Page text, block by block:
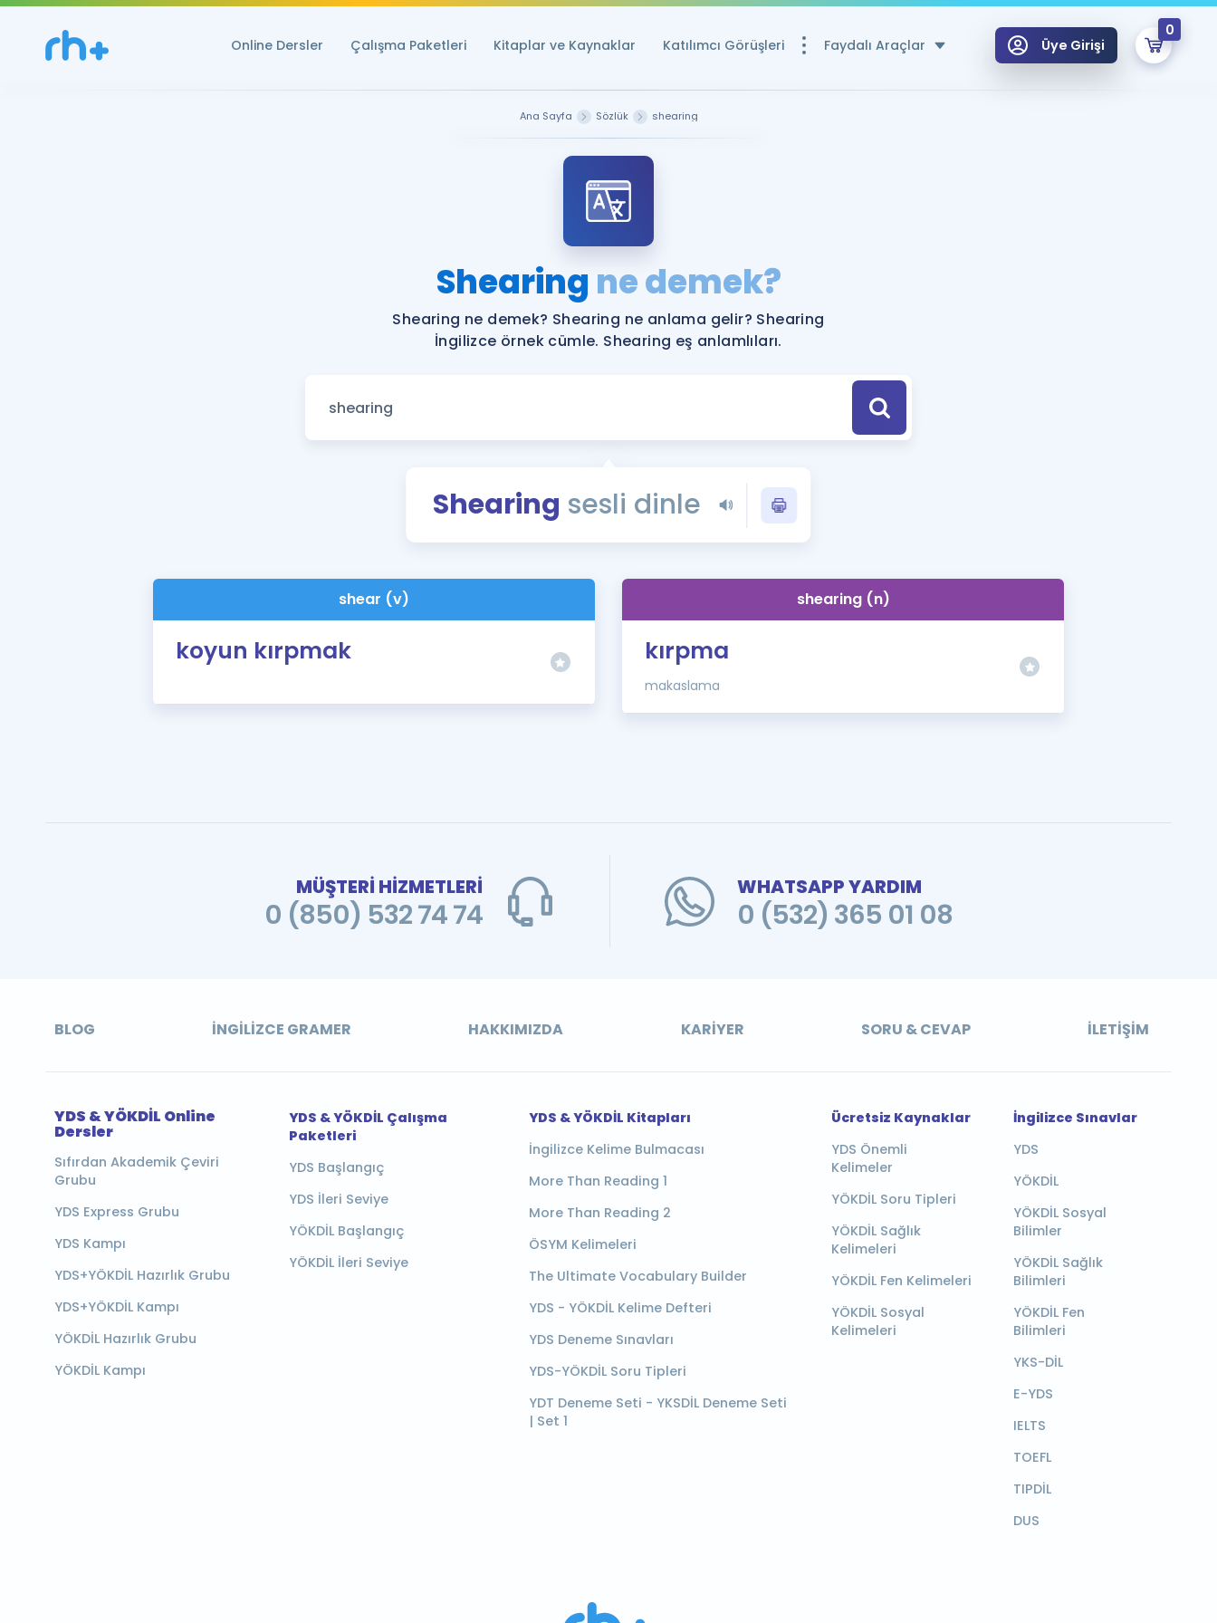
Online Dersler Çalışma Paketleri Kitaplar ve Kaynaklar Katılımcı Görüşleri Faydalı Araçlar
YDS ve YÖKDİL Puan Hesaplama Aracı
YDS ve YÖKDİL'e Hazırlananlar için Öneriler
Tüm ÖSYM Sınavları Tek Takvimde
YDS - YÖKDİL Tüm Sınavlarla İlgili Haberler
İngilizce Gramer
Üye Girişi
0
Ana Sayfa Sözlük shearing
Shearing ne demek?
Shearing ne demek? Shearing ne anlama gelir? Shearing
İngilizce örnek cümle. Shearing eş anlamlıları.
Shearing sesli dinle
shear (v)
koyun kırpmak
shearing (n)
kırpma
makaslama
MÜŞTERİ HİZMETLERİ
0 (850) 532 74 74
WHATSAPP YARDIM
0 (532) 365 01 08
BLOG İNGILIZCE GRAMER HAKKIMIZDA KARIYER SORU & CEVAP İLETIŞIM
YDS & YÖKDİL Online
Dersler
Sıfırdan Akademik Çeviri
Grubu
YDS Express Grubu
YDS Kampı
YDS+YÖKDİL Hazırlık Grubu
YDS+YÖKDİL Kampı
YÖKDİL Hazırlık Grubu
YÖKDİL Kampı
YDS & YÖKDİL Çalışma
Paketleri
YDS Başlangıç
YDS İleri Seviye
YÖKDİL Başlangıç
YÖKDİL İleri Seviye
YDS & YÖKDİL Kitapları
İngilizce Kelime Bulmacası
More Than Reading 1
More Than Reading 2
ÖSYM Kelimeleri
The Ultimate Vocabulary Builder
YDS - YÖKDİL Kelime Defteri
YDS Deneme Sınavları
YDS-YÖKDİL Soru Tipleri
YDT Deneme Seti - YKSDİL Deneme Seti
| Set 1
Ücretsiz Kaynaklar
YDS Önemli
Kelimeler
YÖKDİL Soru Tipleri
YÖKDİL Sağlık
Kelimeleri
YÖKDİL Fen Kelimeleri
YÖKDİL Sosyal
Kelimeleri
İngilizce Sınavlar
YDS
YÖKDİL
YÖKDİL Sosyal
Bilimler
YÖKDİL Sağlık
Bilimleri
YÖKDİL Fen
Bilimleri
YKS-DİL
E-YDS
IELTS
TOEFL
TIPDİL
DUS